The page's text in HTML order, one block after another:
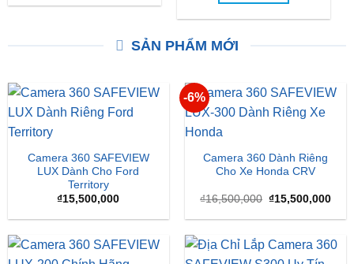
SẢN PHẨM MỚI
Camera 360 SAFEVIEW
LUX Dành Cho Ford
Territory
₫15,500,000
-6%
Camera 360 Dành Riêng
Cho Xe Honda CRV
₫16,500,000 Giá
là:
₫15,500,000Giá
tại